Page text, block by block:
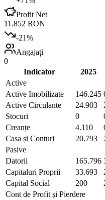
Profit Net
11.852 RON
-21%
Angajați
0
Indicator
2025
Active
Active Imobilizate
146.245
Active Circulante
24.903
Stocuri
0
Creanțe
4.110
Casa și Conturi
20.793
Pasive
Datorii
165.796
Capitaluri Proprii
33.693
Capital Social
200
Cont de Profit și Pierdere